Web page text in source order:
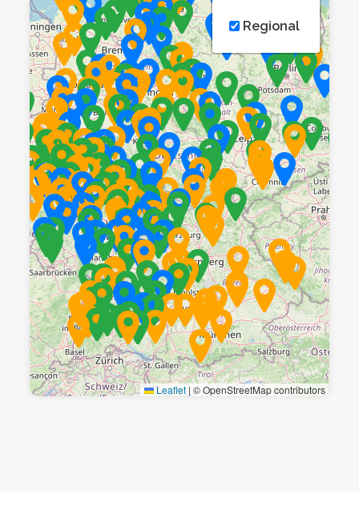
Regional
Leaflet | © OpenStreetMap contributors